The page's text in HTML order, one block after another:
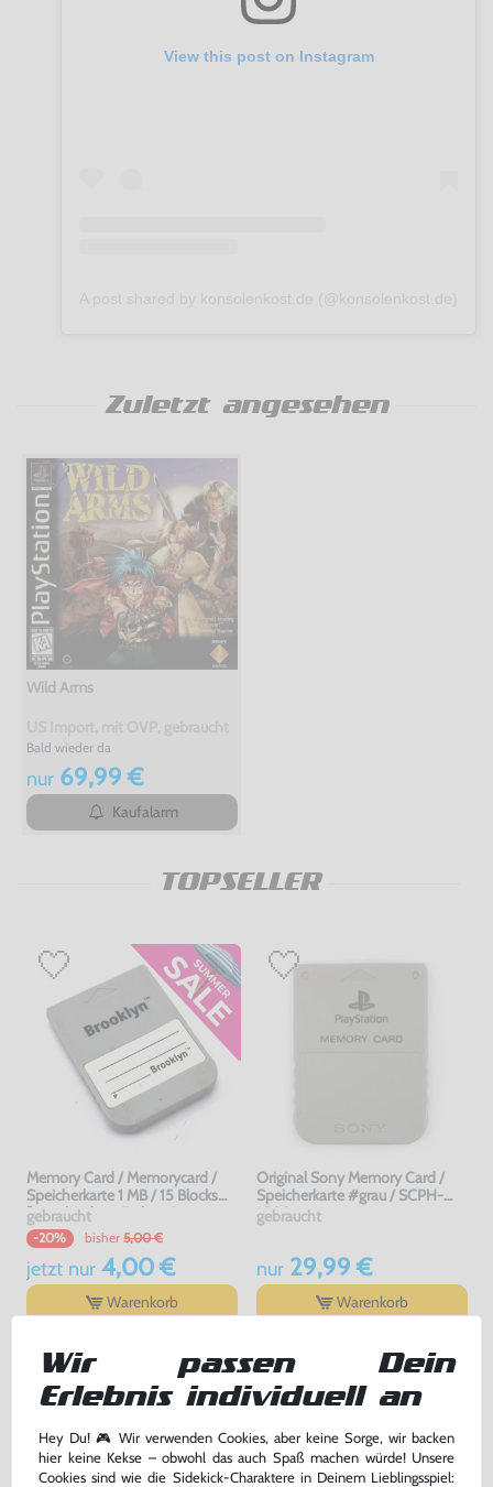
View this post on Instagram
Zuletzt angesehen
Wild Arms
Bald wieder da
nur69,99 €
Kaufalarm
TOPSELLER
Memory Card / Memorycard /
Speicherkarte 1 MB / 15 Blocks
[verschiedene Farben &
Hersteller]
gebraucht
-20% bisher 5,00 €
jetzt nur4,00 €
Warenkorb
Original Sony Memory Card /
Speicherkarte #grau / SCPH-
1020
gebraucht
nur29,99 €
Warenkorb
Wir passen Dein
Erlebnis individuell an
Hey Du! 🎮 Wir verwenden Cookies, aber keine Sorge, wir backen
hier keine Kekse – obwohl das auch Spaß machen würde! Unsere
Cookies sind wie die Sidekick-Charaktere in Deinem Lieblingsspiel: